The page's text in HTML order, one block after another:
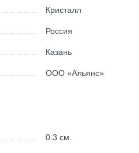
Кристалл
Россия
Казань
ООО «Альянс»
0.3см.